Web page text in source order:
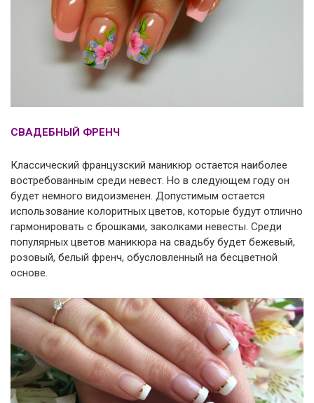
СВАДЕБНЫЙ ФРЕНЧ
Классический французский маникюр остается наиболее
востребованным среди невест. Но в следующем году он
будет немного видоизменен. Допустимым остается
использование колоритных цветов, которые будут отлично
гармонировать с брошками, заколками невесты. Среди
популярных цветов маникюра на свадьбу будет бежевый,
розовый, белый френч, обусловленный на бесцветной
основе.